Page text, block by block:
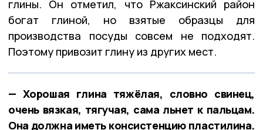
глины. Он отметил, что Ржаксинский район
богат глиной, но взятые образцы для
производства посуды совсем не подходят.
Поэтому привозит глину из других мест.
— Хорошая глина тяжёлая, словно свинец,
очень вязкая, тягучая, сама льнет к пальцам.
Она должна иметь консистенцию пластилина.